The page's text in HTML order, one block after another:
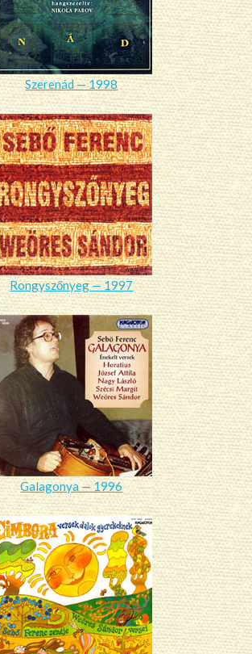
Szerenád — 1998
Rongyszőnyeg — 1997
Galagonya — 1996